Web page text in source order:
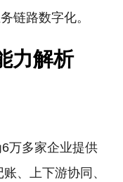
链路数字化。
力解析
万多家企业提供
、上下游协同、